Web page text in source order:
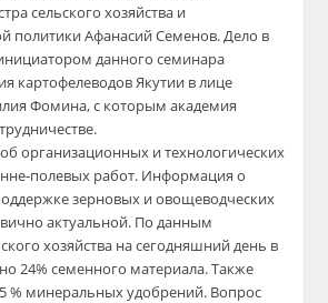
сельского хозяйства и
политики Афанасий Семенов. Дело в
данного семинара
картофелеводов Якутии в лице
Фомина, с которым академия
организационных и технологических
полевых работ. Информация о
зерновых и овощеводческих
актуальной. По данным
хозяйства на сегодняшний день в
24% семенного материала. Также
% минеральных удобрений. Вопрос